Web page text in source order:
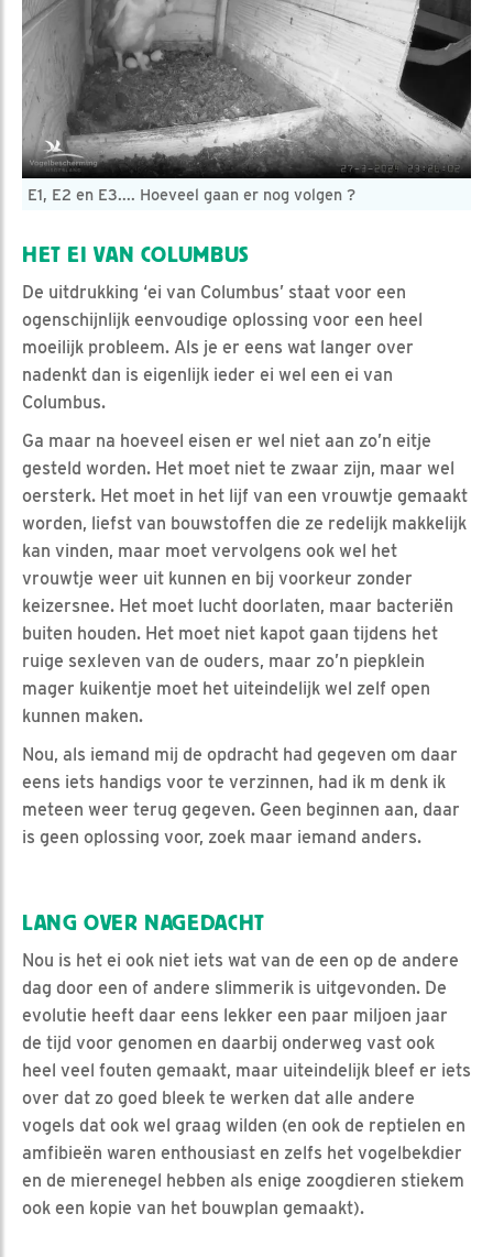
E1, E2 en E3.... Hoeveel gaan er nog volgen ?
HET EI VAN COLUMBUS
De uitdrukking ‘ei van Columbus’ staat voor een
ogenschijnlijk eenvoudige oplossing voor een heel
moeilijk probleem. Als je er eens wat langer over
nadenkt dan is eigenlijk ieder ei wel een ei van
Columbus.
Ga maar na hoeveel eisen er wel niet aan zo’n eitje
gesteld worden. Het moet niet te zwaar zijn, maar wel
oersterk. Het moet in het lijf van een vrouwtje gemaakt
worden, liefst van bouwstoffen die ze redelijk makkelijk
kan vinden, maar moet vervolgens ook wel het
vrouwtje weer uit kunnen en bij voorkeur zonder
keizersnee. Het moet lucht doorlaten, maar bacteriën
buiten houden. Het moet niet kapot gaan tijdens het
ruige sexleven van de ouders, maar zo’n piepklein
mager kuikentje moet het uiteindelijk wel zelf open
kunnen maken.
Nou, als iemand mij de opdracht had gegeven om daar
eens iets handigs voor te verzinnen, had ik m denk ik
meteen weer terug gegeven. Geen beginnen aan, daar
is geen oplossing voor, zoek maar iemand anders.
LANG OVER NAGEDACHT
Nou is het ei ook niet iets wat van de een op de andere
dag door een of andere slimmerik is uitgevonden. De
evolutie heeft daar eens lekker een paar miljoen jaar
de tijd voor genomen en daarbij onderweg vast ook
heel veel fouten gemaakt, maar uiteindelijk bleef er iets
over dat zo goed bleek te werken dat alle andere
vogels dat ook wel graag wilden (en ook de reptielen en
amfibieën waren enthousiast en zelfs het vogelbekdier
en de mierenegel hebben als enige zoogdieren stiekem
ook een kopie van het bouwplan gemaakt).